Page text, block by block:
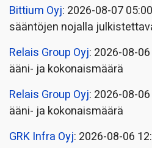
Bittium Oyj: 2026-08-07
sääntöjen nojalla
Relais Group Oyj: 2026-08-
ääni- ja kokonaismäärä
Relais Group Oyj: 2026-08-
ääni- ja kokonaismäärä
GRK Infra Oyj: 2026-08-06